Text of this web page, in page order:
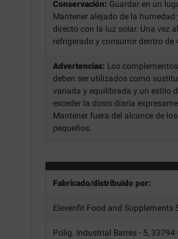
Conservación: Guardar en un
Mantener alejado de la humedad
directo con la luz solar. Una vez
refrigerado y consumir dentro de
Advertencias: Los
deben ser utilizados como
variada y equilibrada y un estilo
exceder la dosis diaria
Mantener fuera del alcance de
pequeños.
Fabricado/distribuido por:
Elevenfit Food and Supplements
Polig. Industrial Barres - 5,